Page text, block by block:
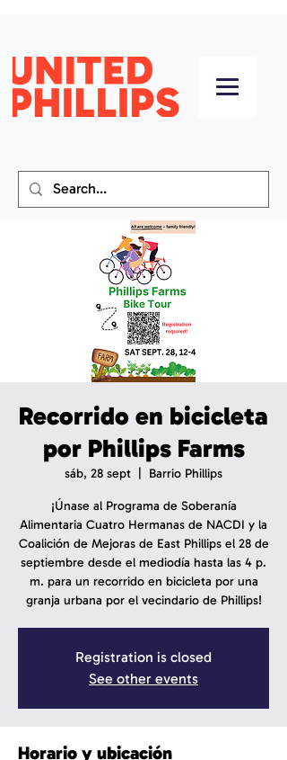
Recorrido en bicicleta
por Phillips Farms
sáb, 28 sept Barrio Phillips
¡Únase al Programa de Soberanía
Alimentaria Cuatro Hermanas de NACDI y la
Coalición de Mejoras de East Phillips el 28 de
septiembre desde el mediodía hasta las 4 p.
m. para un recorrido en bicicleta por una
granja urbana por el vecindario de Phillips!
Registration is closed
See other events
Horario y ubicación